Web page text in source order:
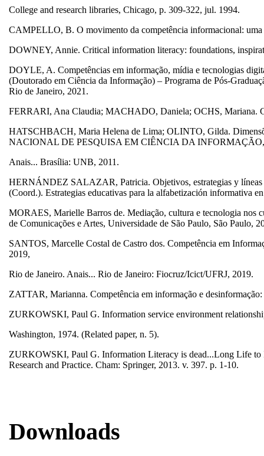
College and research libraries, Chicago, p. 309-322, jul. 1994.
CAMPELLO, B. O movimento da competência informacional:
DOWNEY, Annie. Critical information literacy: foundations,
DOYLE, A. Competências em informação, mídia e tecnologias
(Doutorado em Ciência da Informação) – Programa de Pós-
Rio de Janeiro, 2021.
FERRARI, Ana Claudia; MACHADO, Daniela; OCHS, Mariana.
HATSCHBACH, Maria Helena de Lima; OLINTO, Gilda.
NACIONAL DE PESQUISA EM CIÊNCIA DA INFORMAÇÃO,
Anais... Brasília: UNB, 2011.
HERNÁNDEZ SALAZAR, Patricia. Objetivos, estrategias y
(Coord.). Estrategias educativas para la alfabetización informativa
MORAES, Marielle Barros de. Mediação, cultura e tecnologia nos
de Comunicações e Artes, Universidade de São Paulo, São Paulo,
SANTOS, Marcelle Costal de Castro dos. Competência em
2019,
Rio de Janeiro. Anais... Rio de Janeiro: Fiocruz/Icict/UFRJ, 2019.
ZATTAR, Marianna. Competência em informação e
ZURKOWSKI, Paul G. Information service environment
Washington, 1974. (Related paper, n. 5).
ZURKOWSKI, Paul G. Information Literacy is dead...Long Life
Research and Practice. Cham: Springer, 2013. v. 397. p. 1-10.
Downloads